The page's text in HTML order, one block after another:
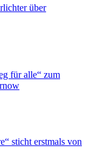
über
für alle“ zum
sticht erstmals von